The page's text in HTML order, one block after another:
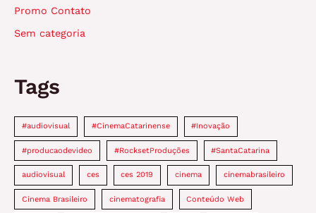
Promo Contato
Sem categoria
Tags
#audiovisual #CinemaCatarinense #Inovação
#producaodevideo #RocksetProduções #SantaCatarina
audiovisual ces ces 2019 cinema cinemabrasileiro
Cinema Brasileiro cinematografia Conteúdo Web